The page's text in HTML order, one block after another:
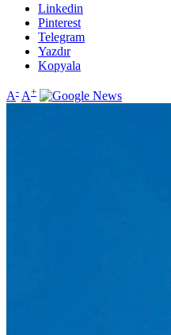
Linkedin
Pinterest
Telegram
Yazdır
Kopyala
A- A+